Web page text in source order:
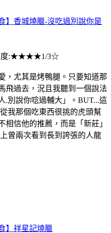
】香城燒臘-沒吃過別說你是
薦度:★★★★1/3☆
，尤其是烤鴨腿。只要知道那
飛過去，況且我聽到一個說法
.別說你唸過輔大」。BUT...這
我那個吃東西很挑的虎頭幫
相信他的推薦，而是「新莊」
曾兩次看到長到誇張的人龍
】祥星記燒臘